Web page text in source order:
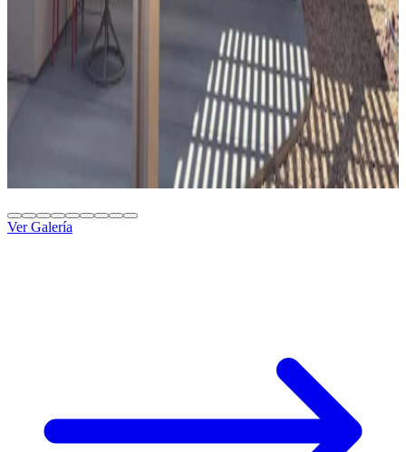
10' x 22' Sandalwood
St. George, UT
Ver Galería